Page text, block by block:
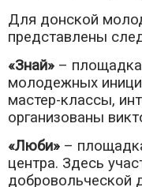
Для донской
представлены
«Знай» – площадка
молодежных
мастер-классы,
организованы
«Люби» –
центра. Здесь
добровольческой